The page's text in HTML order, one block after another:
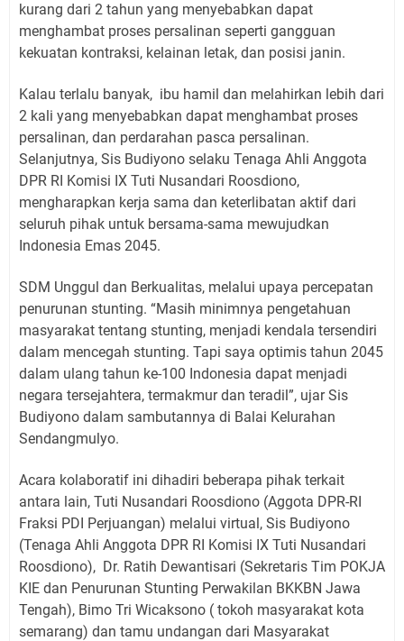
kurang dari 2 tahun yang menyebabkan dapat
menghambat proses persalinan seperti gangguan
kekuatan kontraksi, kelainan letak, dan posisi janin.
Kalau terlalu banyak, ibu hamil dan melahirkan lebih dari
2 kali yang menyebabkan dapat menghambat proses
persalinan, dan perdarahan pasca persalinan.
Selanjutnya, Sis Budiyono selaku Tenaga Ahli Anggota
DPR RI Komisi IX Tuti Nusandari Roosdiono,
mengharapkan kerja sama dan keterlibatan aktif dari
seluruh pihak untuk bersama-sama mewujudkan
Indonesia Emas 2045.
SDM Unggul dan Berkualitas, melalui upaya percepatan
penurunan stunting. “Masih minimnya pengetahuan
masyarakat tentang stunting, menjadi kendala tersendiri
dalam mencegah stunting. Tapi saya optimis tahun 2045
dalam ulang tahun ke-100 Indonesia dapat menjadi
negara tersejahtera, termakmur dan teradil”, ujar Sis
Budiyono dalam sambutannya di Balai Kelurahan
Sendangmulyo.
Acara kolaboratif ini dihadiri beberapa pihak terkait
antara lain, Tuti Nusandari Roosdiono (Aggota DPR-RI
Fraksi PDI Perjuangan) melalui virtual, Sis Budiyono
(Tenaga Ahli Anggota DPR RI Komisi IX Tuti Nusandari
Roosdiono), Dr. Ratih Dewantisari (Sekretaris Tim POKJA
KIE dan Penurunan Stunting Perwakilan BKKBN Jawa
Tengah), Bimo Tri Wicaksono ( tokoh masyarakat kota
semarang) dan tamu undangan dari Masyarakat